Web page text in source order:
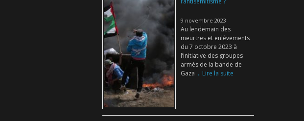
9 novembre 2023
Au lendemain des
meurtres et enlèvements
du 7 octobre 2023 à
l’initiative des groupes
armés de la bande de
Gaza ... Lire la suite